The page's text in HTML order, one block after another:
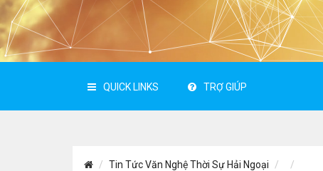
QUICK LINKS TRỢ GIÚP
Tin Tức Văn Nghệ Thời Sự Hải Ngoại